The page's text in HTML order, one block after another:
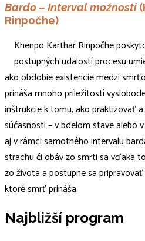
Bardo – Interval možnosti
Rinpočhe)
Khenpo Karthar Rinpočhe
postupných udalostí procesu
ako obdobie existencie medzi
prináša mnoho príležitostí
inštrukcie k tomu, ako praktizovať
súčasnosti – v bdelom stave alebo
aj v rámci samotného intervalu
strachu či obáv zo smrti sa vďaka
zo života a postupne sa
ktoré smrť prináša.
Najbližší program